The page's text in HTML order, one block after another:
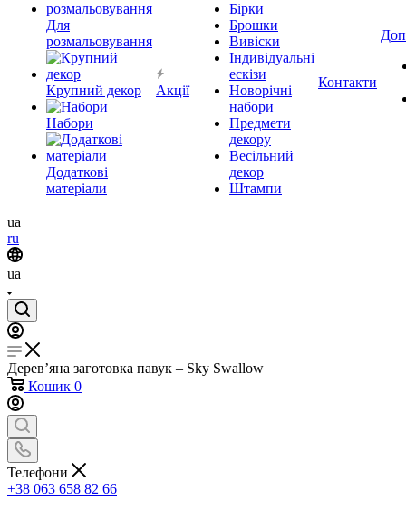
Для
розмальовування
Крупний декор
Набори
Додаткові
матеріали
Акції
Бірки
Брошки
Вивіски
Індивідуальні
ескізи
Новорічні
набори
Предмети
декору
Весільний
декор
Штампи
Контакти
ua
ru
ua
Дерев’яна заготовка павук – Sky Swallow
Кошик 0
Телефони
+38 063 658 82 66